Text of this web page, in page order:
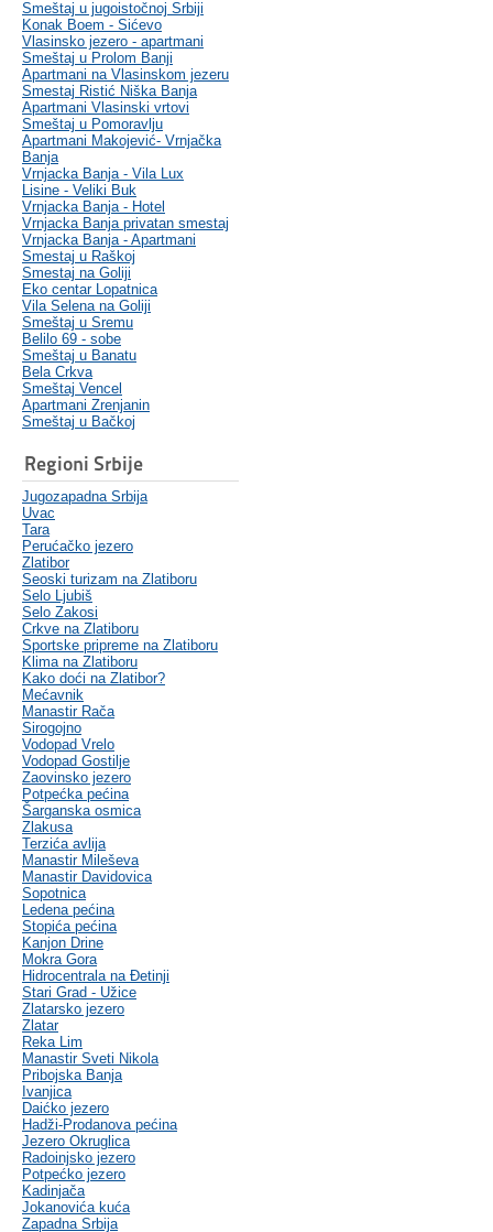
Smeštaj u jugoistočnoj Srbiji
Konak Boem - Sićevo
Vlasinsko jezero - apartmani
Smeštaj u Prolom Banji
Apartmani na Vlasinskom jezeru
Smestaj Ristić Niška Banja
Apartmani Vlasinski vrtovi
Smeštaj u Pomoravlju
Apartmani Makojević- Vrnjačka
Banja
Vrnjacka Banja - Vila Lux
Lisine - Veliki Buk
Vrnjacka Banja - Hotel
Vrnjacka Banja privatan smestaj
Vrnjacka Banja - Apartmani
Smestaj u Raškoj
Smestaj na Goliji
Eko centar Lopatnica
Vila Selena na Goliji
Smeštaj u Sremu
Belilo 69 - sobe
Smeštaj u Banatu
Bela Crkva
Smeštaj Vencel
Apartmani Zrenjanin
Smeštaj u Bačkoj
Regioni Srbije
Jugozapadna Srbija
Uvac
Tara
Perućačko jezero
Zlatibor
Seoski turizam na Zlatiboru
Selo Ljubiš
Selo Zakosi
Crkve na Zlatiboru
Sportske pripreme na Zlatiboru
Klima na Zlatiboru
Kako doći na Zlatibor?
Mećavnik
Manastir Rača
Sirogojno
Vodopad Vrelo
Vodopad Gostilje
Zaovinsko jezero
Potpećka pećina
Šarganska osmica
Zlakusa
Terzića avlija
Manastir Mileševa
Manastir Davidovica
Sopotnica
Ledena pećina
Stopića pećina
Kanjon Drine
Mokra Gora
Hidrocentrala na Đetinji
Stari Grad - Užice
Zlatarsko jezero
Zlatar
Reka Lim
Manastir Sveti Nikola
Pribojska Banja
Ivanjica
Daićko jezero
Hadži-Prodanova pećina
Jezero Okruglica
Radoinjsko jezero
Potpećko jezero
Kadinjača
Jokanovića kuća
Zapadna Srbija